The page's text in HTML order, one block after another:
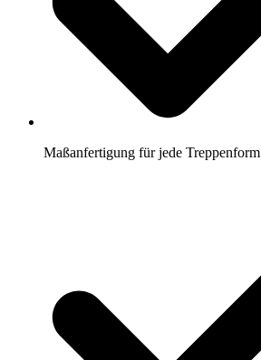
Maßanfertigung für jede Treppenform